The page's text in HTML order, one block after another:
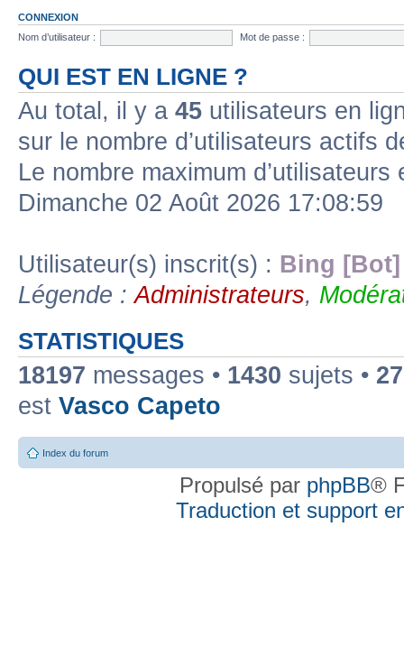
CONNEXION
Nom d’utilisateur :
Mot de passe :
QUI EST EN LIGNE ?
Au total, il y a 45 utilisateurs en
sur le nombre d’utilisateurs actifs
Le nombre maximum
Dimanche 02 Août 2026 17:08:59
Utilisateur(s) inscrit(s) : Bing [Bot]
Légende :Administrateurs,
STATISTIQUES
18197 messages • 1430 sujets •
est Vasco Capeto
Index du forum
Propulsé par phpBB®
Traduction et support